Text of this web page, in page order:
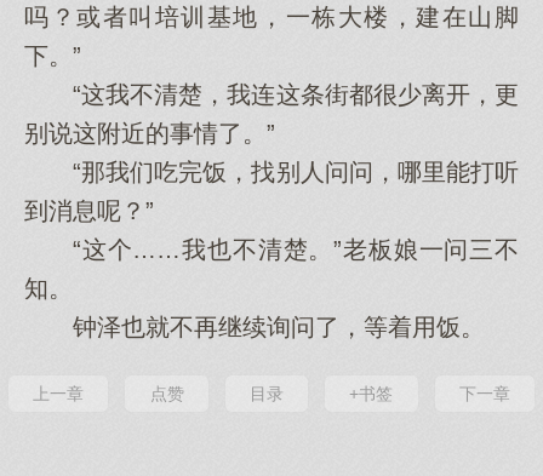
吗？或者叫培训基地，一栋大楼，建在山脚
下。”
“这我不清楚，我连这条街都很少离开，更
别说这附近的事情了。”
“那我们吃完饭，找别人问问，哪里能打听
到消息呢？”
“这个……我也不清楚。”老板娘一问三不
知。
钟泽也就不再继续询问了，等着用饭。
上一章 点赞 目录 +书签 下一章